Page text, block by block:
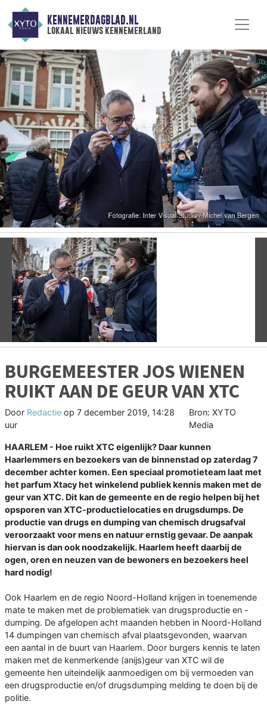
KENNEMERDAGBLAD.NL
lokaal nieuws kennemerland
Vorige
BURGEMEESTER JOS WIENEN
RUIKT AAN DE GEUR VAN XTC
Door Redactie op 7 december 2019, 14:28
uur
Bron: XYTO
Media
HAARLEM - Hoe ruikt XTC eigenlijk? Daar kunnen
Haarlemmers en bezoekers van de binnenstad op zaterdag 7
december achter komen. Een speciaal promotieteam laat met
het parfum Xtacy het winkelend publiek kennis maken met de
geur van XTC. Dit kan de gemeente en de regio helpen bij het
opsporen van XTC-productielocaties en drugsdumps. De
productie van drugs en dumping van chemisch drugsafval
veroorzaakt voor mens en natuur ernstig gevaar. De aanpak
hiervan is dan ook noodzakelijk. Haarlem heeft daarbij de
ogen, oren en neuzen van de bewoners en bezoekers heel
hard nodig!
Ook Haarlem en de regio Noord-Holland krijgen in toenemende
mate te maken met de problematiek van drugsproductie en -
dumping. De afgelopen acht maanden hebben in Noord-Holland
14 dumpingen van chemisch afval plaatsgevonden, waarvan
een aantal in de buurt van Haarlem. Door burgers kennis te laten
maken met de kenmerkende (anijs)geur van XTC wil de
gemeente hen uiteindelijk aanmoedigen om bij vermoeden van
een drugsproductie en/of drugsdumping melding te doen bij de
politie.